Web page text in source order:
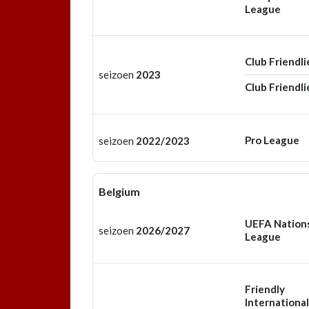
League
seizoen 2023
Club
Club
seizoen 2022/2023 Pro League
Belgium
seizoen 2026/2027
UEFA
League
Friendly
International